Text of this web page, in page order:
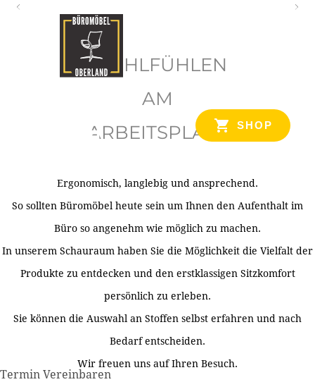
SHOP
WOHLFÜHLEN
AM
ARBEITSPLATZ
Ergonomisch, langlebig und ansprechend.
So sollten Büromöbel heute sein um Ihnen den Aufenthalt im
Büro so angenehm wie möglich zu machen.
In unserem Schauraum haben Sie die Möglichkeit die Vielfalt der
Produkte zu entdecken und den erstklassigen Sitzkomfort
persönlich zu erleben.
Sie können die Auswahl an Stoffen selbst erfahren und nach
Bedarf entscheiden.
Wir freuen uns auf Ihren Besuch.
Termin Vereinbaren